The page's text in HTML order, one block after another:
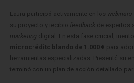
Laura participó activamente en los webinars
su proyecto y recibió feedback de expertos
marketing digital. En esta fase crucial,
microcrédito blando de 1.000 € para
herramientas especializadas. Presentó su
terminó con un plan de acción detallado